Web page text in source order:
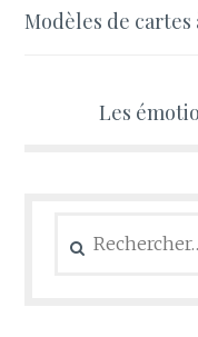
Modèles de cartes
Les